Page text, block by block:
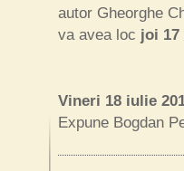
autor Gheorghe
va avea loc joi 17
Vineri 18 iulie
Expune Bogdan